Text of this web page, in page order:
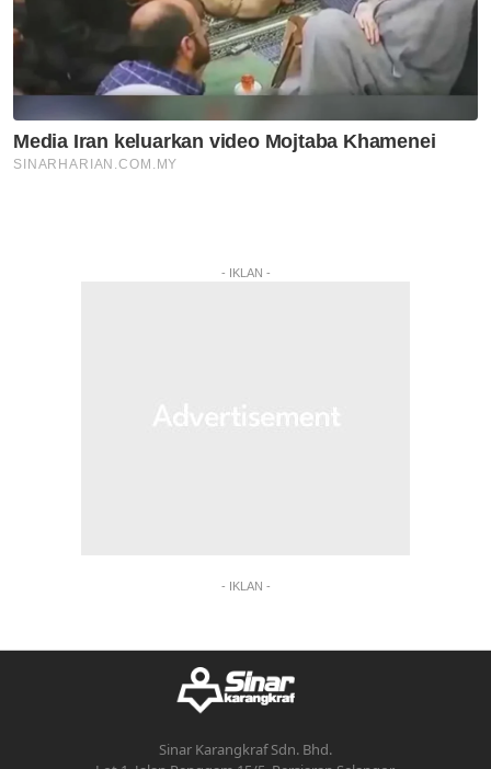
- IKLAN -
- IKLAN -
Sinar Karangkraf Sdn. Bhd.